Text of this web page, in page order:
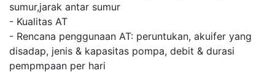
sumur,jarak antar sumur
- Kualitas AT
- Rencana penggunaan AT: peruntukan, akuifer yang
disadap, jenis & kapasitas pompa, debit & durasi
pempmpaan per hari